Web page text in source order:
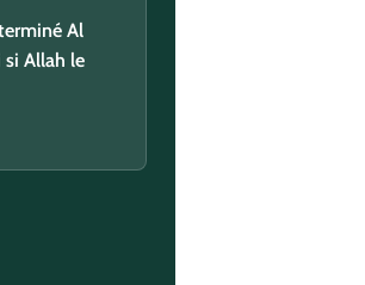
Al
Allah le
pour ma